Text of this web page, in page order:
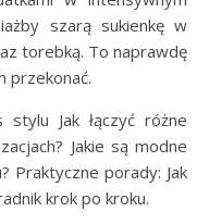
szarą sukienkę w
torebką. To naprawdę
przekonać.
Jak łączyć różne
Jakie są modne
Praktyczne porady: Jak
krok po kroku.